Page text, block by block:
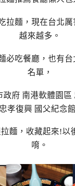
拉麵，現在台北
越來越多。
必吃餐廳，也有
名單，
政府 南港軟體園區
孝復興 國父紀念
麵，收藏起來!以
唷。